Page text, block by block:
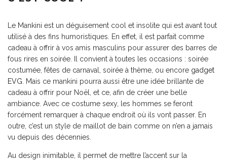
Le Mankini est un déguisement cool et insolite qui est avant tout
utilisé à des fins humoristiques. En effet, il est parfait comme
cadeau à offrir à vos amis masculins pour assurer des barres de
fous rires en soirée. Il convient à toutes les occasions : soirée
costumée, fêtes de carnaval, soirée à thème, ou encore gadget
EVG . Mais ce mankini pourra aussi être une idée brillante de
cadeau à offrir pour Noël, et ce, afin de créer une belle
ambiance. Avec ce costume sexy, les hommes se feront
forcément remarquer à chaque endroit où ils vont passer. En
outre, c’est un style de maillot de bain comme on n’en a jamais
vu depuis des décennies.
Au design inimitable, il permet de mettre l’accent sur la